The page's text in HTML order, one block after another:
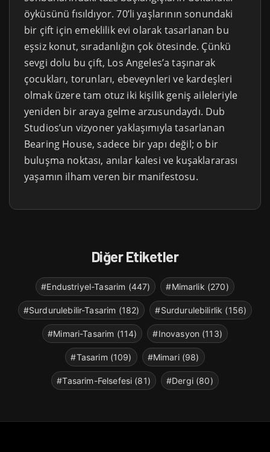
öyküsünü fısıldıyor. 70’li yaşlarının sonundaki
bir çift için emeklilik evi olarak tasarlanan bu
eşsiz konut, sıradanlığın çok ötesinde. Çünkü
sevgi dolu bu çift, Los Angeles’a taşınarak
çocukları, torunları, ebeveynleri ve kardeşleri
olmak üzere tam otuz iki kişilik geniş aileleriyle
yeniden bir araya gelme arzusundaydı. Dub
Studios’un vizyoner yaklaşımıyla tasarlanan
Bearing House, sadece bir yapı değil; o bir
buluşma noktası, anılar kalesi ve kuşaklararası
yaşamın ilham veren bir manifestosu.
Diğer Etiketler
#Endustriyel-Tasarim (447) #Mimarlik (270)
#Surdurulebilir-Tasarim (182) #Surdurulebilirlik (156)
#Mimari-Tasarim (114) #Inovasyon (113)
#Tasarim (109) #Mimari (98)
#Tasarim-Felsefesi (81) #Dergi (80)